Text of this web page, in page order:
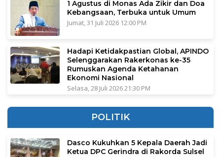
1 Agustus di Monas Ada Zikir dan Doa
Kebangsaan, Terbuka untuk Umum
Jumat, 31 Juli 2026 12:00 PM
Hadapi Ketidakpastian Global, APINDO
Selenggarakan Rakerkonas ke-35
Rumuskan Agenda Ketahanan
Ekonomi Nasional
Selasa, 28 Juli 2026 21:30 PM
POLITIK
Dasco Kukuhkan 5 Kepala Daerah Jadi
Ketua DPC Gerindra di Rakorda Sulsel